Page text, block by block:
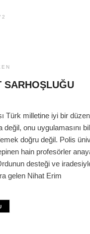
SARHOŞLUĞU
Türk milletine iyi bir
değil, onu uygulamasını
doğru değil. Polis
hain profesörler
desteği ve
gelen Nihat Erim